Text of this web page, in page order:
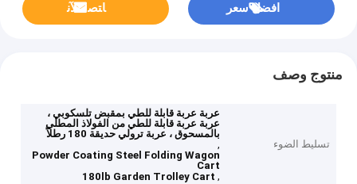
افضل سعر ﺎﺘﺼﻟ ﺍﻶﻧ
منتوج وصف
تسليط الضوء
عربة عربة قابلة للطي بمقبض تلسكوبي ،
عربة عربة قابلة للطي من الفولاذ المطلي
بالمسحوق ، عربة ترولي حديقة 180 رطلاً
,
Powder Coating Steel Folding Wagon
Cart
,
180lb Garden Trolley Cart